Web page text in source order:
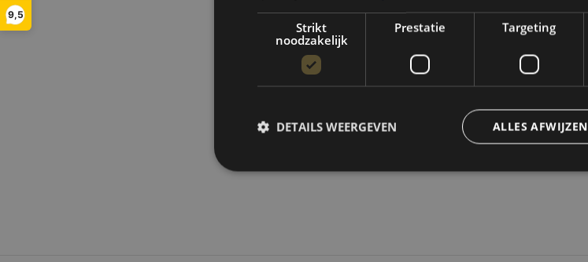
9,5
€14,95
Vergelijk
Strikt
noodzakelijk
Prestatie Targeting
ALLES AFWIJZEN
DETAILS WEERGEVEN